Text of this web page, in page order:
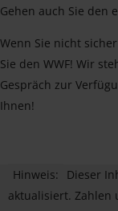
Gehen auch Sie den
Wenn Sie nicht
Sie den WWF! Wir
Gespräch zur
Ihnen!
Hinweis:
Dieser
aktualisiert. Zahlen